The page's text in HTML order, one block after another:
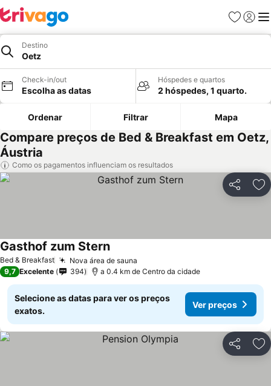
Favoritos
Iniciar
Destino
Oetz
Check-in/out
Escolha as datas
Hóspedes e quartos
2 hóspedes, 1 quarto.
Ordenar Filtrar Mapa
Compare preços de Bed & Breakfast em Oetz,
Áustria
Como os pagamentos influenciam os resultados
Partilhar
Bed & Breakfast Nova área de sauna
Gasthof zum Stern
9,7 Excelente 394 a 0.4 km de Centro da cidade
Selecione as datas para ver os preços
exatos.
Ver preços
Partilhar